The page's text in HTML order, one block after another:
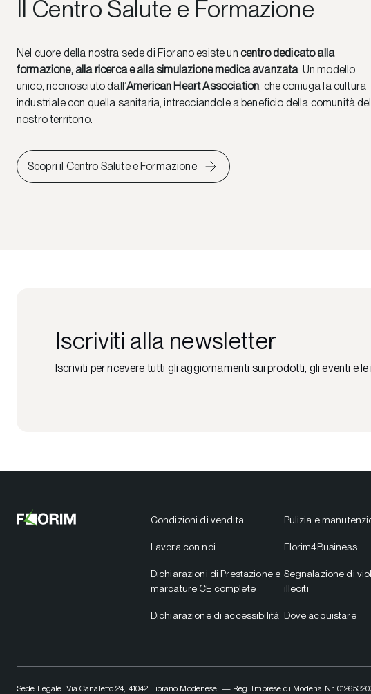
Il Centro Salute e Formazione
Nel cuore della nostra sede di Fiorano esiste un centro dedicato alla
formazione, alla ricerca e alla simulazione medica avanzata. Un modello
unico, riconosciuto dall’American Heart Association, che coniuga la cultura
industriale con quella sanitaria, intrecciandole a beneficio della comunità del
nostro territorio.
Scopri il Centro Salute e Formazione
Iscriviti alla newsletter
Iscriviti per ricevere tutti gli aggiornamenti sui prodotti, gli eventi e
Condizioni di vendita
Lavora con noi
Dichiarazioni di Prestazione e
marcature CE complete
Dichiarazione di accessibilità
Pulizia e
Florim4Business
Segnalazione di
illeciti
Dove acquistare
Sede Legale: Via Canaletto 24, 41042 Fiorano Modenese. — Reg. Imprese di Modena Nr.